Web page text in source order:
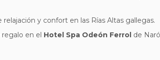
y confort en las Rías Altas gallegas.
regalo en el Hotel Spa Odeón Ferrol de